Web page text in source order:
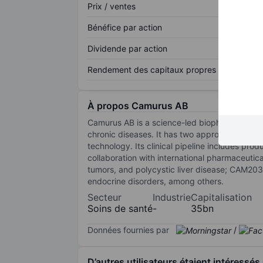
Prix / ventes
Bénéfice par action
Dividende par action
Rendement des capitaux propres
À propos Camurus AB
Camurus AB is a science-led
chronic diseases. It has two approved
technology. Its clinical pipeline includes
collaboration with international
tumors, and polycystic liver disease;
endocrine disorders, among others.
Secteur
Soins de santé
Industrie
-
Capitalisation
35bn
Données fournies par /